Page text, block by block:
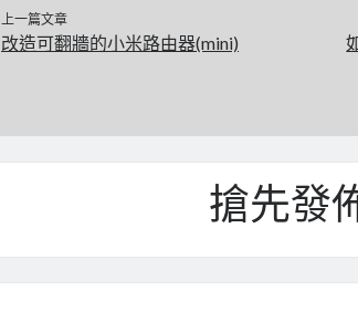
上一篇文章
改造可翻牆的小米路由器(mini)
搶先發